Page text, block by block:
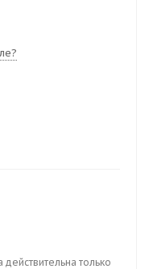
действительна только